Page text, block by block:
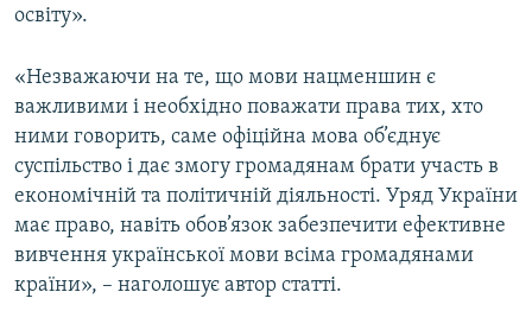
освіту».
«Незважаючи на те, що мови нацменшин є
важливими і необхідно поважати права тих, хто
ними говорить, саме офіційна мова об’єднує
суспільство і дає змогу громадянам брати участь в
економічній та політичній діяльності. Уряд України
має право, навіть обов’язок забезпечити ефективне
вивчення української мови всіма громадянами
країни», – наголошує автор статті.